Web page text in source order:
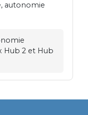
autonomie
Hub 2 et Hub